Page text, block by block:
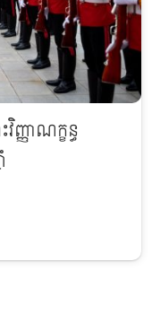
ញ្ញាណក្ខន្ធ